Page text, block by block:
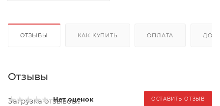
ОТЗЫВЫ КАК КУПИТЬ ОПЛАТА
Отзывы
Нет оценок ОСТАВИТЬ ОТЗЫВ
Загрузка отзывов...